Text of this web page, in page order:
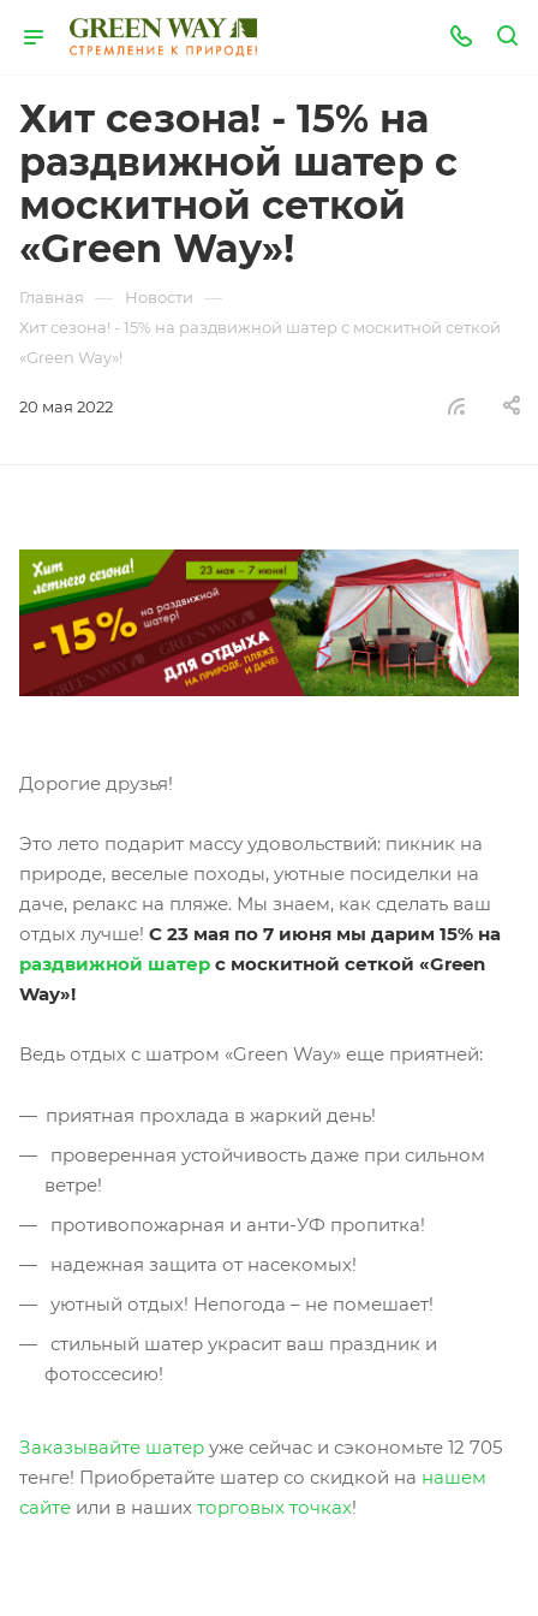
Хит сезона! - 15% на
раздвижной шатер с
москитной сеткой
«Green Way»!
Главная — Новости —
Хит сезона! - 15% на раздвижной шатер с москитной сеткой
«Green Way»!
20 мая 2022
Дорогие друзья!
Это лето подарит массу удовольствий: пикник на
природе, веселые походы, уютные посиделки на
даче, релакс на пляже. Мы знаем, как сделать ваш
отдых лучше! С 23 мая по 7 июня мы дарим 15% на
раздвижной шатер с москитной сеткой «Green
Way»!
Ведь отдых с шатром «Green Way» еще приятней:
приятная прохлада в жаркий день!
проверенная устойчивость даже при сильном
ветре!
противопожарная и анти-УФ пропитка!
надежная защита от насекомых!
уютный отдых! Непогода – не помешает!
стильный шатер украсит ваш праздник и
фотоссесию!
Заказывайте шатер уже сейчас и сэкономьте 12 705
тенге! Приобретайте шатер со скидкой на нашем
сайте или в наших торговых точках!